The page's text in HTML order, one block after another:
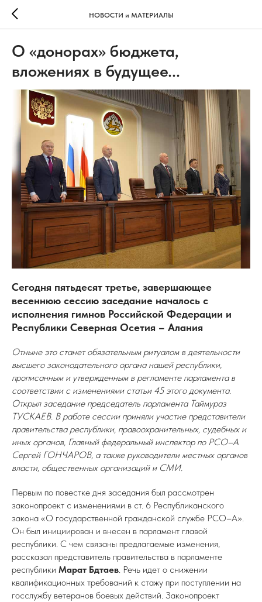
НОВОСТИ и МАТЕРИАЛЫ
О «донорах» бюджета,
вложениях в будущее...
Сегодня пятьдесят третье, завершающее
весеннюю сессию заседание началось с
исполнения гимнов Российской Федерации и
Республики Северная Осетия – Алания
Отныне это станет обязательным ритуалом в деятельности
высшего законодательного органа нашей республики,
прописанным и утвержденным в регламенте парламента в
соответствии с изменениями статьи 45 этого документа.
Открыл заседание председатель парламента Таймураз
ТУСКАЕВ. В работе сессии приняли участие представители
правительства республики, правоохранительных, судебных и
иных органов, Главный федеральный инспектор по РСО–А
Сергей ГОНЧАРОВ, а также руководители местных органов
власти, общественных организаций и СМИ.
Первым по повестке дня заседания был рассмотрен
законопроект с изменениями в ст. 6 Республиканского
закона «О государственной гражданской службе РСО–А».
Он был инициирован и внесен в парламент главой
республики. С чем связаны предлагаемые изменения,
рассказал представитель правительства в парламенте
республики Марат Бдтаев. Речь идет о снижении
квалификационных требований к стажу при поступлении на
госслужбу ветеранов боевых действий. Законопроект